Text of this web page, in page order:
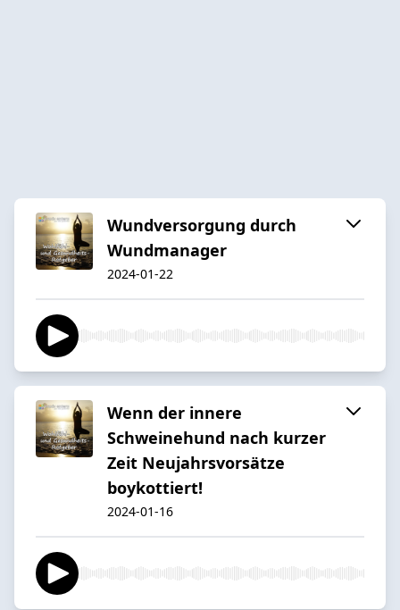
Wundversorgung durch
Wundmanager
2024-01-22
Wenn der innere
Schweinehund nach kurzer
Zeit Neujahrsvorsätze
boykottiert!
2024-01-16